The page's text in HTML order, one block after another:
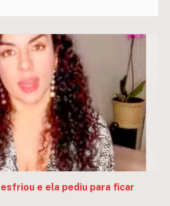
e ela pediu para ficar